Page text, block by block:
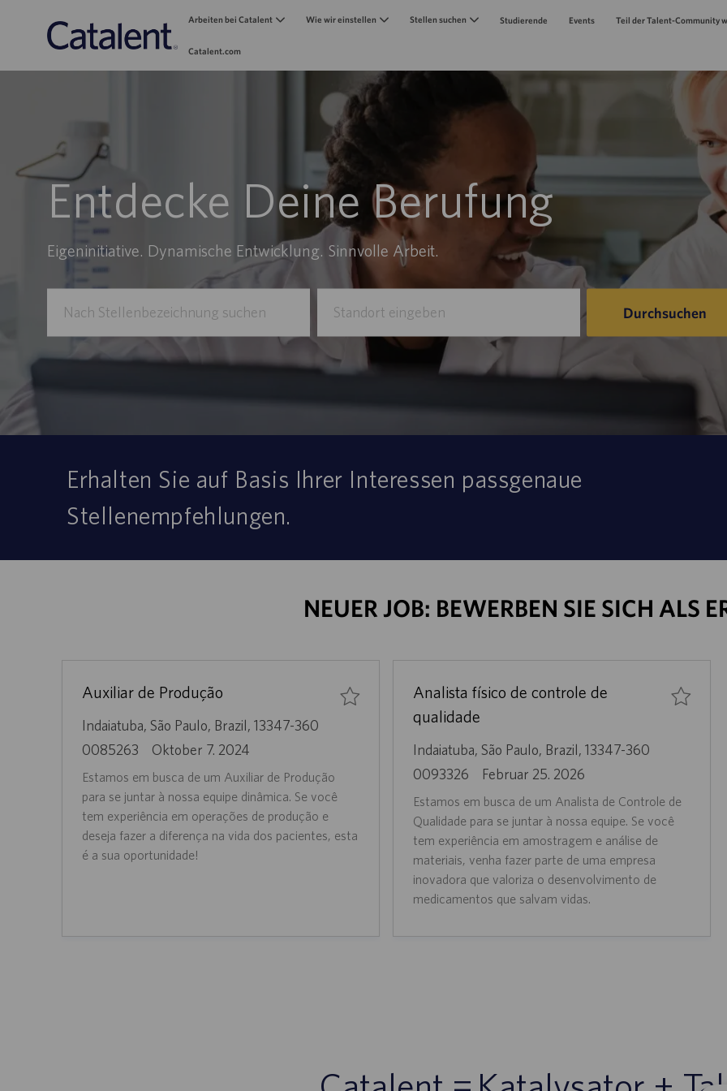
Arbeiten bei Catalent Wie wir einstellen Stellen suchen Studierende Events Teil der Talent-Community
Catalent.com
Entdecke Deine Berufung
Eigeninitiative. Dynamische Entwicklung. Sinnvolle Arbeit.
Stellenbezeichnung
suchen
eingeben
Durchsuchen
Erhalten Sie auf Basis Ihrer Interessen passgenaue
Stellenempfehlungen.
NEUER JOB: BEWERBEN SIE SICH ALS
Auxiliar de Produção
O
r
t
Indaiatuba, São Paulo, Brazil, 13347-360
J
o
b
-
I
D
0085263
D
a
t
u
m
d
Oktober 7. 2024
Estamos em busca de um Auxiliar de Produção
para se juntar à nossa equipe dinâmica. Se você
tem experiência em operações de produção e
deseja fazer a diferença na vida dos pacientes, esta
é a sua oportunidade!
Analista físico de controle de
qualidade
O
r
t
Indaiatuba, São Paulo, Brazil, 13347-360
J
o
b
-
I
D
0093326
D
a
t
u
m
d
e
e
Februar 25. 2026
Estamos em busca de um Analista de Controle de
Qualidade para se juntar à nossa equipe. Se você
tem experiência em amostragem e análise de
materiais, venha fazer parte de uma empresa
inovadora que valoriza o desenvolvimento de
medicamentos que salvam vidas.